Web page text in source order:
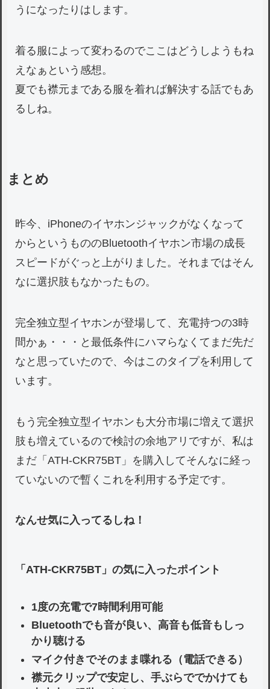
うになったりはします。
着る服によって変わるのでここはどうしようもね
えなぁという感想。
夏でも襟元まである服を着れば解決する話でもあ
るしね。
まとめ
昨今、iPhoneのイヤホンジャックがなくなって
からというもののBluetoothイヤホン市場の成長
スピードがぐっと上がりました。それまではそん
なに選択肢もなかったもの。
完全独立型イヤホンが登場して、充電持つの3時
間かぁ・・・と最低条件にハマらなくてまだ先だ
なと思っていたので、今はこのタイプを利用して
います。
もう完全独立型イヤホンも大分市場に増えて選択
肢も増えているので検討の余地アリですが、私は
まだ「ATH-CKR75BT」を購入してそんなに経っ
ていないので暫くこれを利用する予定です。
なんせ気に入ってるしね！
「ATH-CKR75BT」の気に入ったポイント
1度の充電で7時間利用可能
Bluetoothでも音が良い、高音も低音もしっ
かり聴ける
マイク付きでそのまま喋れる（電話できる）
襟元クリップで安定し、手ぶらででかけても